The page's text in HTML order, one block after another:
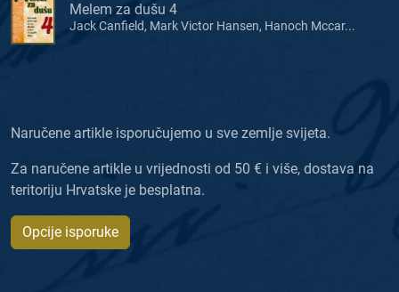
Melem za dušu 4
Jack Canfield, Mark Victor Hansen, Hanoch Mccar...
Naručene artikle isporučujemo u sve zemlje svijeta.
Za naručene artikle u vrijednosti od 50 € i više, dostava na
teritoriju Hrvatske je besplatna.
Opcije isporuke